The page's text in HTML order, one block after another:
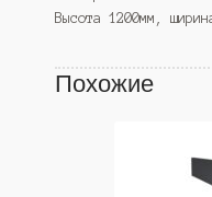
Высота 1200мм,
Похожие